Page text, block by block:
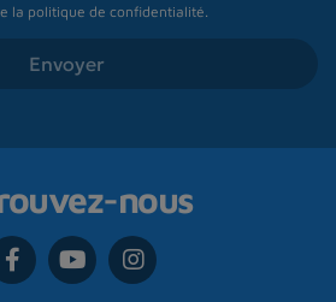
la politique de confidentialité
nous